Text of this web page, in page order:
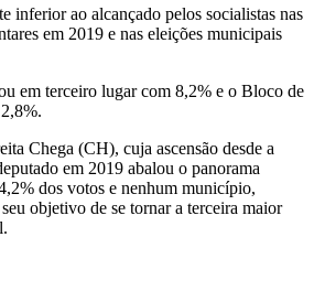
inferior ao alcançado pelos socialistas nas
em 2019 e nas eleições municipais
em terceiro lugar com 8,2% e o Bloco de
Chega (CH), cuja ascensão desde a
em 2019 abalou o panorama
dos votos e nenhum município,
objetivo de se tornar a terceira maior